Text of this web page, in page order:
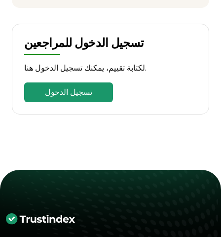
تسجيل الدخول للمراجعين
لكتابة تقييم، يمكنك تسجيل الدخول هنا.
تسجيل الدخول